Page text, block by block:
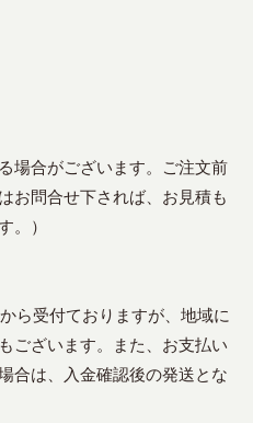
場合がございます。ご注文前
お問合せ下されば、お見積も
。）
ら受付ておりますが、地域に
ございます。また、お支払い
合は、入金確認後の発送とな